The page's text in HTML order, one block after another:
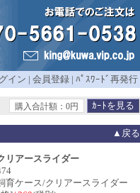
イン | 会員登録 | ﾊﾟｽﾜｰﾄﾞ再発行
購入合計額：0円
▲戻る
リアースライダー
育ケース/クリアースライダー